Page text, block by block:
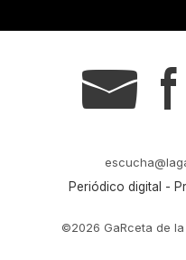
g s
Periódico digital -
©2026 GaRceta de